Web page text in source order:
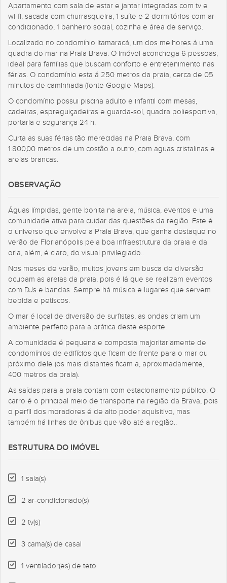
Apartamento com sala de estar e jantar integradas com tv e
wi-fi, sacada com churrasqueira, 1 suíte e 2 dormitórios com ar-
condicionado, 1 banheiro social, cozinha e área de serviço.
Localizado no condomínio Itamaracá, um dos melhores á uma
quadra do mar na Praia Brava. O imóvel aconchega 6 pessoas,
ideal para famílias que buscam conforto e entretenimento nas
férias. O condomínio esta á 250 metros da praia, cerca de 05
minutos de caminhada (fonte Google Maps).
O condomínio possui piscina adulto e infantil com mesas,
cadeiras, espreguiçadeiras e guarda-sol, quadra poliesportiva,
portaria e segurança 24 h.
Curta as suas férias tão merecidas na Praia Brava, com
1.800,00 metros de um costão a outro, com aguas cristalinas e
areias brancas.
OBSERVAÇÃO
Águas límpidas, gente bonita na areia, música, eventos e uma
comunidade ativa para cuidar das questões da região. Este é
o universo que envolve a Praia Brava, que ganha destaque no
verão de Florianópolis pela boa infraestrutura da praia e da
orla, além, é claro, do visual privilegiado..
Nos meses de verão, muitos jovens em busca de diversão
ocupam as areias da praia, pois é lá que se realizam eventos
com DJs e bandas. Sempre há música e lugares que servem
bebida e petiscos.
O mar é local de diversão de surfistas, as ondas criam um
ambiente perfeito para a prática deste esporte.
A comunidade é pequena e composta majoritariamente de
condomínios de edifícios que ficam de frente para o mar ou
próximo dele (os mais distantes ficam a, aproximadamente,
400 metros da praia).
As saídas para a praia contam com estacionamento público. O
carro é o principal meio de transporte na região da Brava, pois
o perfil dos moradores é de alto poder aquisitivo, mas
também há linhas de ônibus que vão até a região..
ESTRUTURA DO IMÓVEL
1 sala(s)
2 ar-condicionado(s)
2 tv(s)
3 cama(s) de casal
1 ventilador(es) de teto